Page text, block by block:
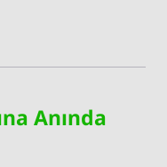
Anında